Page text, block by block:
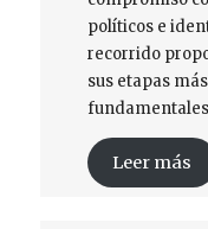
políticos e
recorrido
sus etapas
Leer más